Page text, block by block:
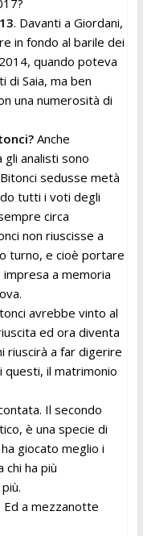
. Davanti a Giordani,
in fondo al barile dei
quando poteva
di Saia, ma ben
una numerosità di
Anche
analisti sono
sedusse metà
tutti i voti degli
circa
non riuscisse a
turno, e cioè portare
a memoria
avrebbe vinto al
ed ora diventa
riuscirà a far digerire
questi, il matrimonio
Il secondo
è una specie di
giocato meglio i
ha più
Ed a mezzanotte